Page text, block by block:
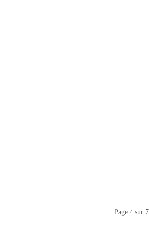
Page 4 sur 7